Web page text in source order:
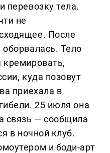
перевозку тела.
не
После
Тело
кремировать,
куда позовут
приехала в
25 июля она
связь — сообщила
в ночной клуб.
и боди-арт